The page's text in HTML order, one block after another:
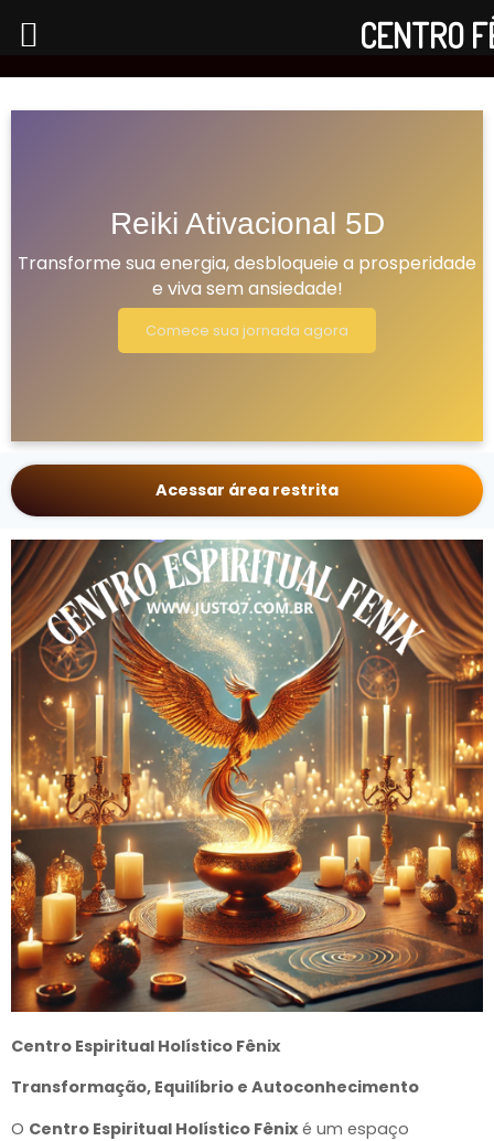
Reiki Ativacional 5D
Transforme sua energia, desbloqueie a prosperidade
e viva sem ansiedade!
Comece sua jornada agora
Acessar área restrita
Centro Espiritual Holístico Fênix
Transformação, Equilíbrio e Autoconhecimento
O Centro Espiritual Holístico Fênix é um espaço
CENTRO